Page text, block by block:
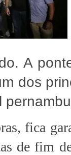
A
dos
fica
de fim